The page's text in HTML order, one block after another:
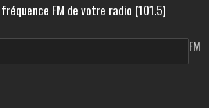
FM de votre radio (101.5)
FM